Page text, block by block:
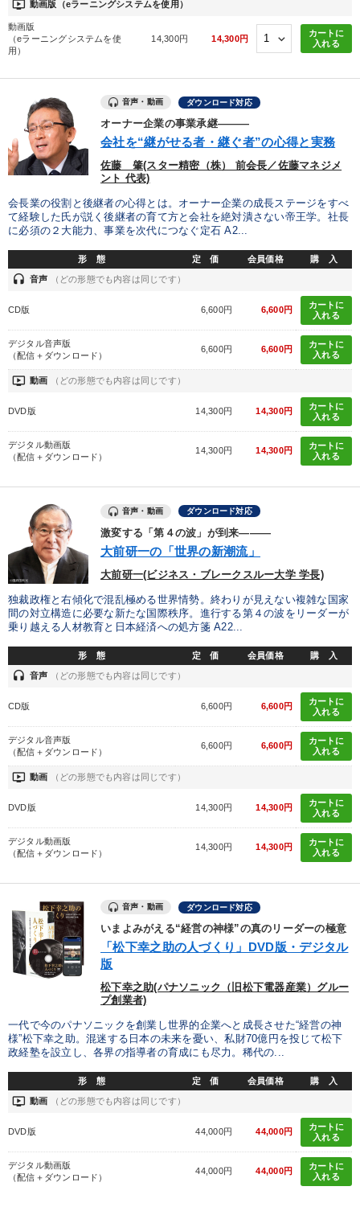
ondemand_video 動画版（eラーニングシステムを使用）
動画版
（eラーニングシステムを使
用）
14,300円 14,300円
カートに
入れる
音声・動画 ダウンロード対応
オーナー企業の事業承継―――
会社を“継がせる者・継ぐ者”の心得と実務
佐藤 肇(スター精密（株） 前会長／佐藤マネジメ
ント 代表)
会長業の役割と後継者の心得とは。オーナー企業の成長ステージをすべ
て経験した氏が説く後継者の育て方と会社を絶対潰さない帝王学。社長
に必須の２大能力、事業を次代につなぐ定石 A2...
形 態 定 価 会員価格 購 入
headset 音声 （どの形態でも内容は同じです）
CD版 6,600円 6,600円
カートに
入れる
デジタル音声版
（配信＋ダウンロード）
6,600円 6,600円
カートに
入れる
ondemand_video 動画 （どの形態でも内容は同じです）
DVD版 14,300円 14,300円
カートに
入れる
デジタル動画版
（配信＋ダウンロード）
14,300円 14,300円
カートに
入れる
音声・動画 ダウンロード対応
激変する「第４の波」が到来―――
大前研一の「世界の新潮流」
大前研一(ビジネス・ブレークスルー大学 学長)
独裁政権と右傾化で混乱極める世界情勢。終わりが見えない複雑な国家
間の対立構造に必要な新たな国際秩序。進行する第４の波をリーダーが
乗り越える人材教育と日本経済への処方箋 A22...
形 態 定 価 会員価格 購 入
headset 音声 （どの形態でも内容は同じです）
CD版 6,600円 6,600円
カートに
入れる
デジタル音声版
（配信＋ダウンロード）
6,600円 6,600円
カートに
入れる
ondemand_video 動画 （どの形態でも内容は同じです）
DVD版 14,300円 14,300円
カートに
入れる
デジタル動画版
（配信＋ダウンロード）
14,300円 14,300円
カートに
入れる
音声・動画 ダウンロード対応
いまよみがえる“経営の神様”の真のリーダーの極意
「松下幸之助の人づくり」DVD版・デジタル
版
松下幸之助(パナソニック（旧松下電器産業）グルー
プ創業者)
一代で今のパナソニックを創業し世界的企業へと成長させた“経営の神
様”松下幸之助。混迷する日本の未来を憂い、私財70億円を投じて松下
政経塾を設立し、各界の指導者の育成にも尽力。稀代の...
形 態 定 価 会員価格 購 入
ondemand_video 動画 （どの形態でも内容は同じです）
DVD版 44,000円 44,000円
カートに
入れる
デジタル動画版
（配信＋ダウンロード）
44,000円 44,000円
カートに
入れる